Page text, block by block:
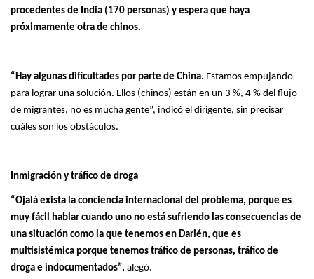
procedentes de India (170 personas) y espera que haya
próximamente otra de chinos.
“Hay algunas dificultades por parte de China. Estamos empujando
para lograr una solución. Ellos (chinos) están en un 3 %, 4 % del flujo
de migrantes, no es mucha gente”, indicó el dirigente, sin precisar
cuáles son los obstáculos.
Inmigración y tráfico de droga
“Ojalá exista la conciencia internacional del problema, porque es
muy fácil hablar cuando uno no está sufriendo las consecuencias de
una situación como la que tenemos en Darién, que es
multisistémica porque tenemos tráfico de personas, tráfico de
droga e indocumentados”, alegó.